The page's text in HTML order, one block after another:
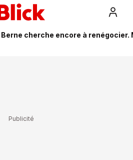
Berne cherche encore à